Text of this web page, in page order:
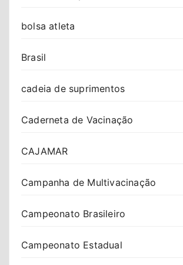
bolsa atleta
Brasil
cadeia de suprimentos
Caderneta de Vacinação
CAJAMAR
Campanha de Multivacinação
Campeonato Brasileiro
Campeonato Estadual